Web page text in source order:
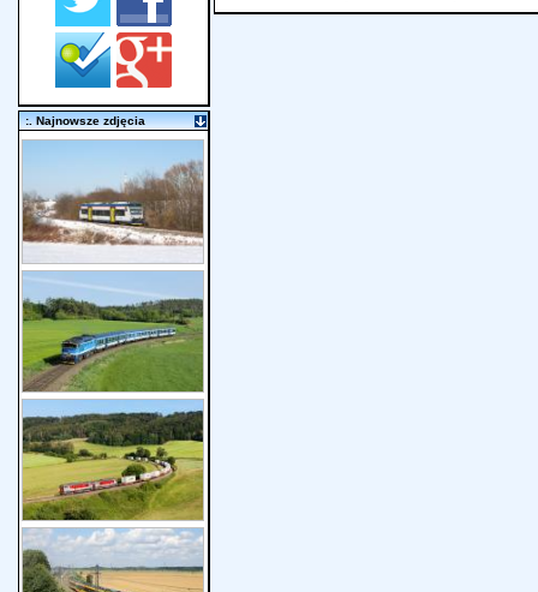
:. Najnowsze zdjęcia